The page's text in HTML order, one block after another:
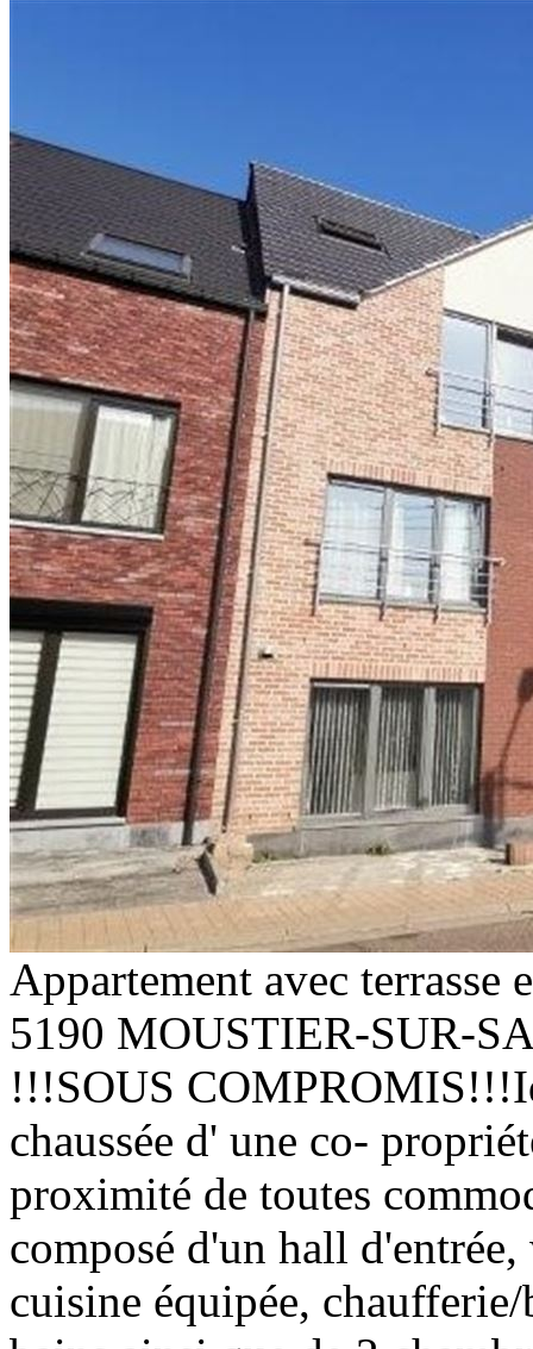
Appartement avec terrasse
5190 MOUSTIER-SUR-
!!!SOUS
chaussée d' une co-
proximité de toutes
composé d'un hall
cuisine équipée,